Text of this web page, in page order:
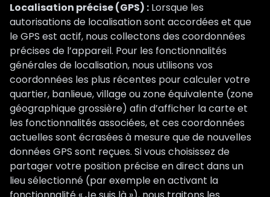
Localisation précise (GPS) : Lorsque les
autorisations de localisation sont accordées et que
le GPS est actif, nous collectons des coordonnées
précises de l’appareil. Pour les fonctionnalités
générales de localisation, nous utilisons vos
coordonnées les plus récentes pour calculer votre
quartier, banlieue, village ou zone équivalente (zone
géographique grossière) afin d’afficher la carte et
les fonctionnalités associées, et ces coordonnées
actuelles sont écrasées à mesure que de nouvelles
données GPS sont reçues. Si vous choisissez de
partager votre position précise en direct dans un
lieu sélectionné (par exemple en activant la